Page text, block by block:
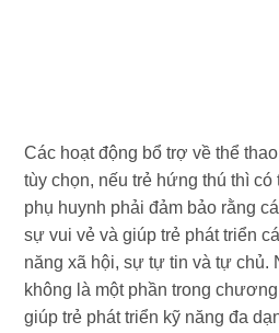
Các hoạt động bổ trợ về thể
tùy chọn, nếu trẻ hứng thú thì có
phụ huynh phải đảm bảo rằng
sự vui vẻ và giúp trẻ phát triển
năng xã hội, sự tự tin và tự chủ.
không là một phần trong
giúp trẻ phát triển kỹ năng đa